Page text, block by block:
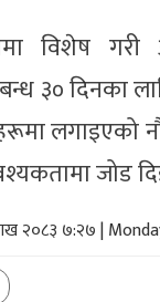
विशेष गरी
३० दिनका
लगाइएको
जोड
२०८३ ७:२७ |